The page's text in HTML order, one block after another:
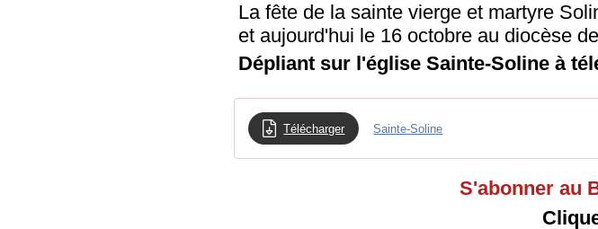
La fête de la sainte vierge et martyre
et aujourd'hui le 16 octobre au diocèse
Dépliant sur l'église Sainte-Soline à
Télécharger Sainte-Soline
S'abonner au